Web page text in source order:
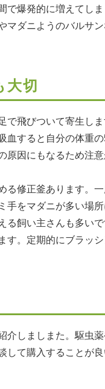
爆発的に増えてし
ダニようのバルサ
切
飛びついて寄生し
すると自分の体重
因にもなるため注意
る修正釜あります。
をマダニが多い場
飼い主さんも多い
。定期的にブラッ
しましまた。駆虫
て購入することが良